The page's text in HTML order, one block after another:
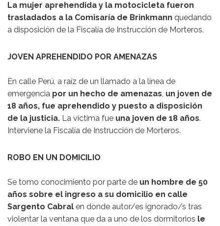
La mujer aprehendida y la motocicleta fueron
trasladados a la Comisaría de Brinkmann quedando
a disposición de la Fiscalía de Instrucción de Morteros.
JOVEN APREHENDIDO POR AMENAZAS
En calle Perú, a raíz de un llamado a la línea de
emergencia por un hecho de amenazas, un joven de
18 años, fue aprehendido y puesto a disposición
de la justicia. La victima fue una joven de 18 años.
Interviene la Fiscalía de Instrucción de Morteros.
ROBO EN UN DOMICILIO
Se tomo conocimiento por parte de un hombre de 50
años sobre el ingreso a su domicilio en calle
Sargento Cabral en donde autor/es ignorado/s tras
violentar la ventana que da a uno de los dormitorios le